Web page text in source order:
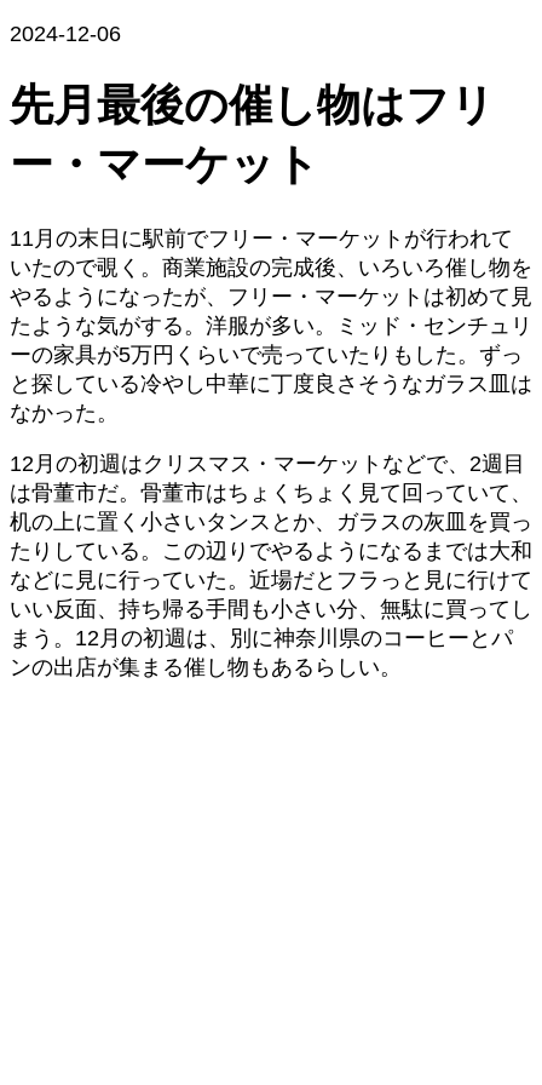
2024-12-06
先月最後の催し物はフリ
ー・マーケット
11月の末日に駅前でフリー・マーケットが行われて
いたので覗く。商業施設の完成後、いろいろ催し物を
やるようになったが、フリー・マーケットは初めて見
たような気がする。洋服が多い。ミッド・センチュリ
ーの家具が5万円くらいで売っていたりもした。ずっ
と探している冷やし中華に丁度良さそうなガラス皿は
なかった。
12月の初週はクリスマス・マーケットなどで、2週目
は骨董市だ。骨董市はちょくちょく見て回っていて、
机の上に置く小さいタンスとか、ガラスの灰皿を買っ
たりしている。この辺りでやるようになるまでは大和
などに見に行っていた。近場だとフラっと見に行けて
いい反面、持ち帰る手間も小さい分、無駄に買ってし
まう。12月の初週は、別に神奈川県のコーヒーとパ
ンの出店が集まる催し物もあるらしい。